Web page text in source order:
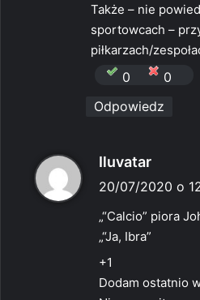
Także – nie
sportowcach –
piłkarzach/
0
0
Odpowiedz
Iluvatar
i
z
20/07/2020 o
„“Calcio” piora
„“Ja, Ibra”
+1
Dodam ostatnio